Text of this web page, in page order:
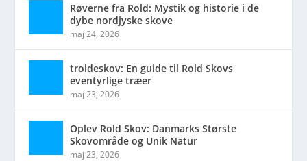
Røverne fra Rold: Mystik og historie i de
dybe nordjyske skove
maj 24, 2026
troldeskov: En guide til Rold Skovs
eventyrlige træer
maj 23, 2026
Oplev Rold Skov: Danmarks Største
Skovområde og Unik Natur
maj 23, 2026